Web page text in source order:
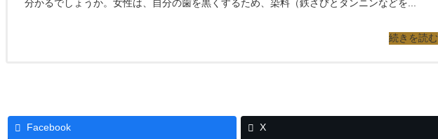
分かるでしょうか。女性は、自分の歯を黒くするため、染料（鉄さびとタンニンなどを...
続きを読む
Facebook X